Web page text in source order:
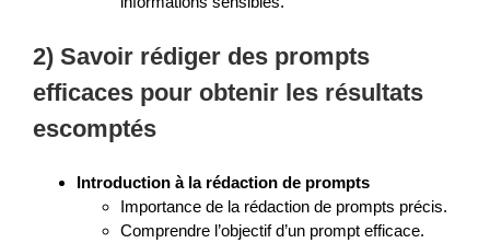
2) Savoir rédiger des prompts
efficaces pour obtenir les résultats
escomptés
Introduction à la rédaction de prompts
Importance de la rédaction de prompts précis.
Comprendre l’objectif d’un prompt efficace.